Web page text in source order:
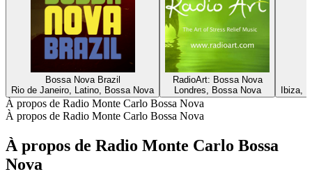
Bossa Nova Brazil
Rio de Janeiro, Latino, Bossa Nova
RadioArt: Bossa Nova
Londres, Bossa Nova
Ibiza,
À propos de Radio Monte Carlo Bossa Nova
À propos de Radio Monte Carlo Bossa Nova
À propos de Radio Monte Carlo Bossa
Nova